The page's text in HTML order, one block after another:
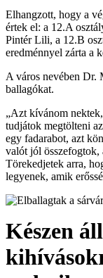
Elhangzott, hogy a
értek el: a 12.A
Pintér Lili, a 12.B
eredménnyel zárta a
A város nevében Dr.
ballagókat.
„Azt kívánom
tudjátok megtölteni
egy fadarabot, azt
valót jól összefogtok,
Törekedjetek arra,
legyenek, amik
Készen